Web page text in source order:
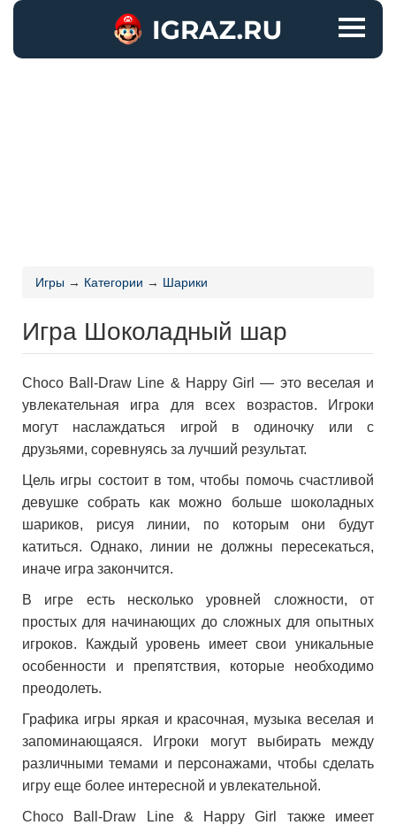
Игры → Категории → Шарики
Игра Шоколадный шар
Choco Ball-Draw Line & Happy Girl — это веселая и
увлекательная игра для всех возрастов. Игроки
могут наслаждаться игрой в одиночку или с
друзьями, соревнуясь за лучший результат.
Цель игры состоит в том, чтобы помочь счастливой
девушке собрать как можно больше шоколадных
шариков, рисуя линии, по которым они будут
катиться. Однако, линии не должны пересекаться,
иначе игра закончится.
В игре есть несколько уровней сложности, от
простых для начинающих до сложных для опытных
игроков. Каждый уровень имеет свои уникальные
особенности и препятствия, которые необходимо
преодолеть.
Графика игры яркая и красочная, музыка веселая и
запоминающаяся. Игроки могут выбирать между
различными темами и персонажами, чтобы сделать
игру еще более интересной и увлекательной.
Choco Ball-Draw Line & Happy Girl также имеет